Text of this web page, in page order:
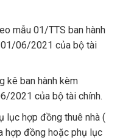
mẫu 01/TTS ban hành
06/2021 của bộ tài
kê ban hành kèm
2021 của bộ tài chính.
lục hợp đồng thuê nhà (
hợp đồng hoặc phụ lục